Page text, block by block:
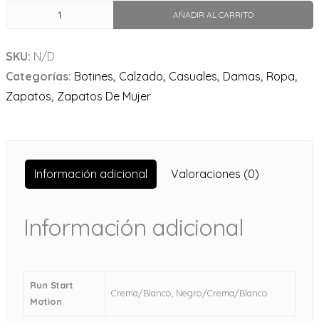
AÑADIR AL CARRITO
SKU: N/D
Categorías: Botines, Calzado, Casuales, Damas, Ropa,
Zapatos, Zapatos De Mujer
Información adicional Valoraciones (0)
Información adicional
Run Start
Motion
Crema/Blanco, Negro/Crema/Blanco